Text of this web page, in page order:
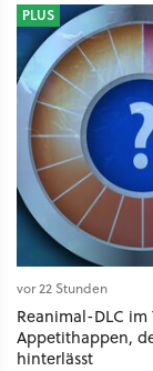
PLUS
vor 22 Stunden
Reanimal-DLC
Appetithappen,
hinterlässt